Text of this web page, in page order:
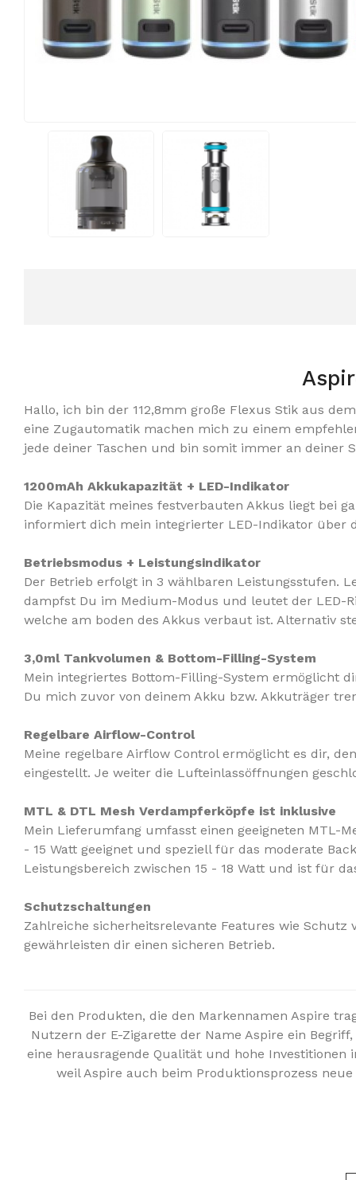
Hallo, ich bin der 112,8mm große Flexus Stik aus
eine Zugautomatik machen mich zu einem
jede deiner Taschen und bin somit immer an deiner
1200mAh Akkukapazität + LED-Indikator
Die Kapazität meines festverbauten Akkus liegt bei
informiert dich mein integrierter LED-Indikator über
Betriebsmodus + Leistungsindikator
Der Betrieb erfolgt in 3 wählbaren Leistungsstufen.
dampfst Du im Medium-Modus und leutet der LED-
welche am boden des Akkus verbaut ist. Alternativ
3,0ml Tankvolumen & Bottom-Filling-System
Mein integriertes Bottom-Filling-System ermöglicht
Du mich zuvor von deinem Akku bzw. Akkuträger
Regelbare Airflow-Control
Meine regelbare Airflow Control ermöglicht es dir,
eingestellt. Je weiter die Lufteinlassöffnungen
MTL & DTL Mesh Verdampferköpfe ist inklusive
Mein Lieferumfang umfasst einen geeigneten MTL-
- 15 Watt geeignet und speziell für das moderate
Leistungsbereich zwischen 15 - 18 Watt und ist für
Schutzschaltungen
Zahlreiche sicherheitsrelevante Features wie
gewährleisten dir einen sicheren Betrieb.
Bei den Produkten, die den Markennamen Aspire
Nutzern der E-Zigarette der Name Aspire ein
eine herausragende Qualität und hohe
weil Aspire auch beim Produktionsprozess